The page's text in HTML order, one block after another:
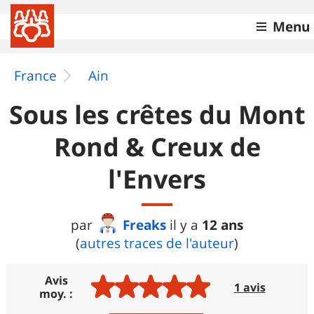
Menu
France Ain
Sous les crêtes du Mont
Rond & Creux de
l'Envers
par Freaks il y a 12 ans
(autres traces de l'auteur)
Avis
moy. :
1 avis